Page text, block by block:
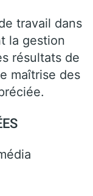
travail dans
la gestion
résultats de
maîtrise des